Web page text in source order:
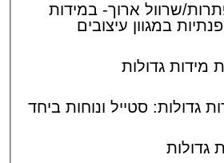
ארוך- במידות
במגוון עיצובים
גדולות
סטייל ונוחות ביחד